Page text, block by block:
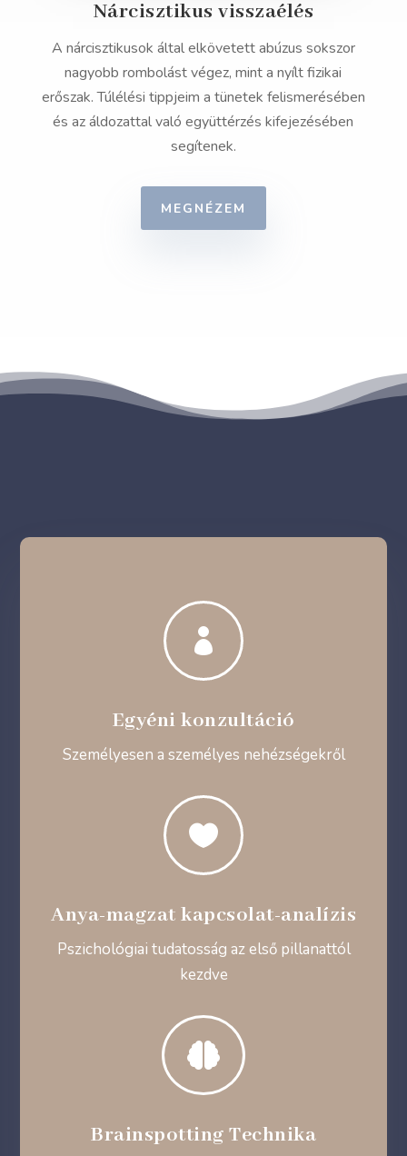
Nárcisztikus visszaélés
A nárcisztikusok által elkövetett abúzus sokszor
nagyobb rombolást végez, mint a nyílt fizikai
erőszak. Túlélési tippjeim a tünetek felismerésében
és az áldozattal való együttérzés kifejezésében
segítenek.
MEGNÉZEM

Egyéni konzultáció
Személyesen a személyes nehézségekről

Anya-magzat kapcsolat-analízis
Pszichológiai tudatosság az első pillanattól
kezdve

Brainspotting Technika